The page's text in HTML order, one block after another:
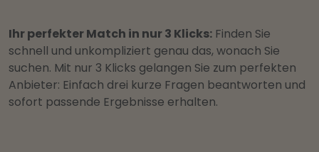
Ihr perfekter Match in nur 3 Klicks: Finden Sie
schnell und unkompliziert genau das, wonach Sie
suchen. Mit nur 3 Klicks gelangen Sie zum perfekten
Anbieter: Einfach drei kurze Fragen beantworten und
sofort passende Ergebnisse erhalten.